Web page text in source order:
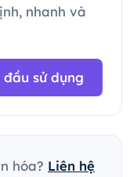
nhanh và
sử dụng
hóa? Liên hệ